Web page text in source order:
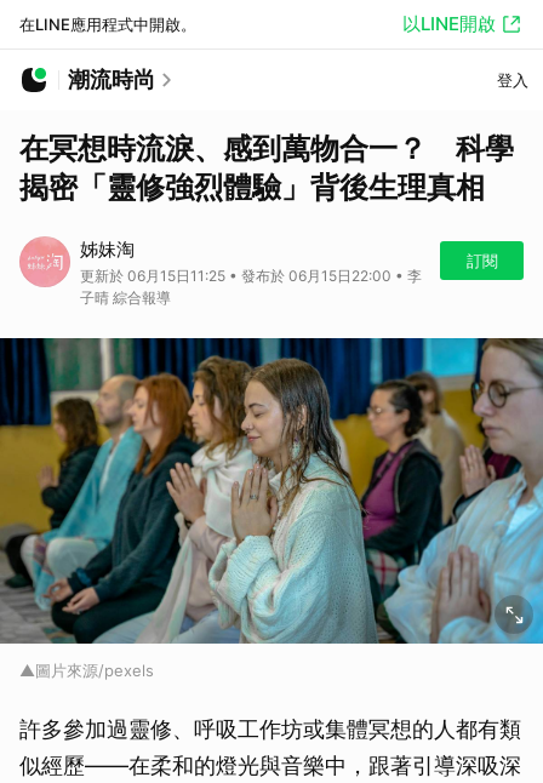
在LINE應用程式中開啟。 以LINE開啟
潮流時尚 登入
在冥想時流淚、感到萬物合一？ 科學
揭密「靈修強烈體驗」背後生理真相
姊妹淘
更新於 06月15日11:25 • 發布於 06月15日22:00 • 李
子晴 綜合報導
訂閱
▲圖片來源/pexels
許多參加過靈修、呼吸工作坊或集體冥想的人都有類
似經歷——在柔和的燈光與音樂中，跟著引導深吸深